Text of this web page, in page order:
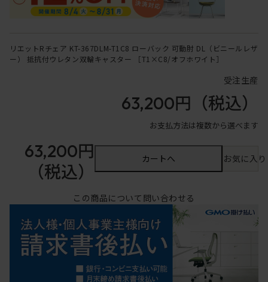
リエットRチェア KT-367DLM-T1C8 ローバック 可動肘 DL（ビニールレザ
ー） 抵抗付ウレタン双輪キャスター ［T1×C8/オフホワイト］
受注生産
63,200円 （税込）
お支払方法は複数から選べます
63,200円
（税込）
カートへ お気に入
この商品について問い合わせる